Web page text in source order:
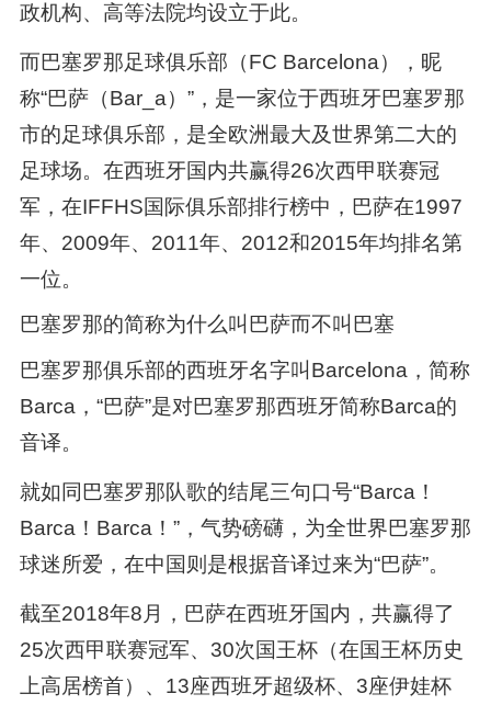
政机构、高等法院均设立于此。
而巴塞罗那足球俱乐部（FC Barcelona），昵
称“巴萨（Bar_a）”，是一家位于西班牙巴塞罗那
市的足球俱乐部，是全欧洲最大及世界第二大的
足球场。在西班牙国内共赢得26次西甲联赛冠
军，在IFFHS国际俱乐部排行榜中，巴萨在1997
年、2009年、2011年、2012和2015年均排名第
一位。
巴塞罗那的简称为什么叫巴萨而不叫巴塞
巴塞罗那俱乐部的西班牙名字叫Barcelona，简称
Barca，“巴萨”是对巴塞罗那西班牙简称Barca的
音译。
就如同巴塞罗那队歌的结尾三句口号“Barca！
Barca！Barca！”，气势磅礴，为全世界巴塞罗那
球迷所爱，在中国则是根据音译过来为“巴萨”。
截至2018年8月，巴萨在西班牙国内，共赢得了
25次西甲联赛冠军、30次国王杯（在国王杯历史
上高居榜首）、13座西班牙超级杯、3座伊娃杯